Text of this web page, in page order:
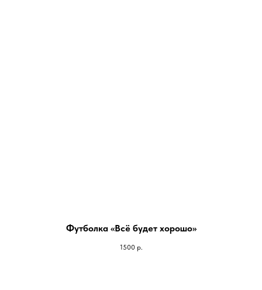
Футболка «Всё будет хорошо»
1500 р.